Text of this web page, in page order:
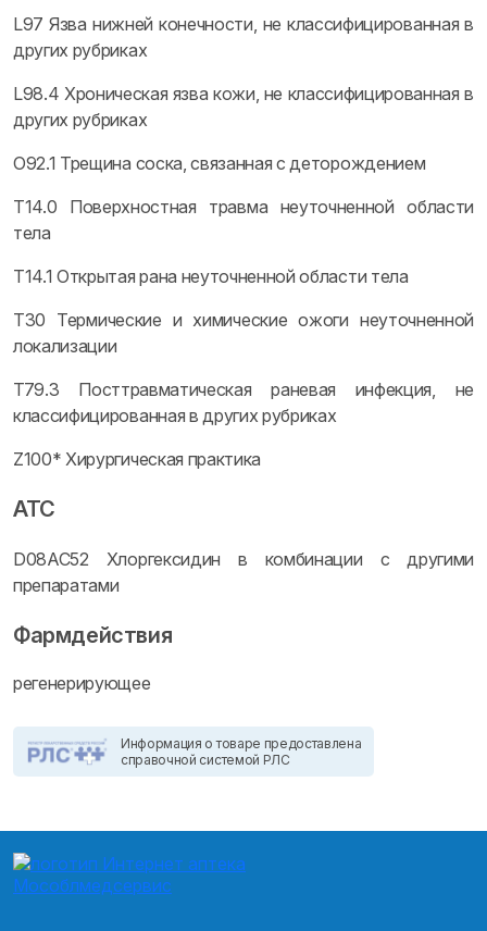
L97 Язва нижней конечности, не классифицированная в
других рубриках
L98.4 Хроническая язва кожи, не классифицированная в
других рубриках
O92.1 Трещина соска, связанная с деторождением
T14.0 Поверхностная травма неуточненной области
тела
T14.1 Открытая рана неуточненной области тела
T30 Термические и химические ожоги неуточненной
локализации
T79.3 Посттравматическая раневая инфекция, не
классифицированная в других рубриках
Z100* Хирургическая практика
ATC
D08AC52 Хлоргексидин в комбинации с другими
препаратами
Фармдействия
регенерирующее
Информация о товаре предоставлена
справочной системой РЛС